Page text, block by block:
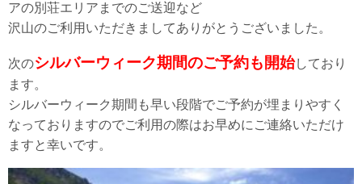
アの別荘エリアまでのご送迎など
沢山のご利用いただきましてありがとうございました。
次のシルバーウィーク期間のご予約も開始しており
ます。
シルバーウィーク期間も早い段階でご予約が埋まりやすく
なっておりますのでご利用の際はお早めにご連絡いただけ
ますと幸いです。